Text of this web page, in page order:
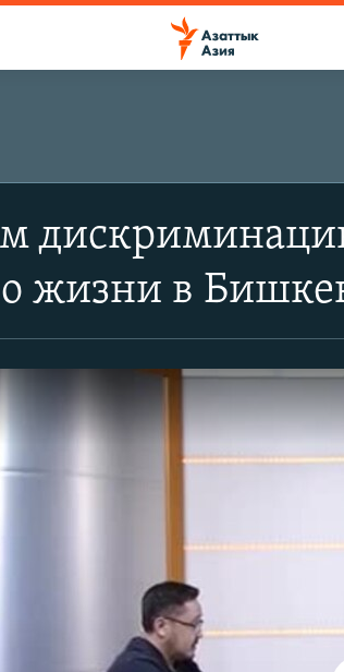
о жизни в